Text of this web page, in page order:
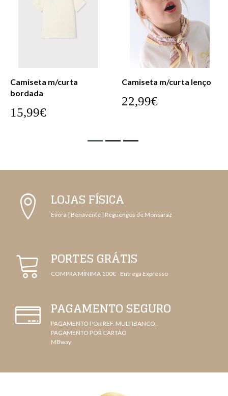
Camiseta m/curta lenço
22,99€
Camiseta m/curta lenço
22,99€
LOJAS FÍSICA
Évora | Benavente | Reguengos de Monsaraz
PORTES GRÁTIS
COMPRA MÍNIMA 100€ - Entrega Expresso
PAGAMENTO SEGURO
PAGAMENTO POR REF. MULTIBANCO,
PAGAMENTO POR CARTÃO
MBway